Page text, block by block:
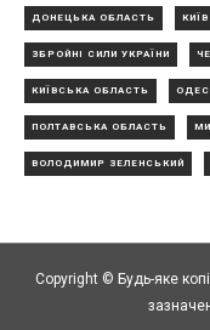
ДОНЕЦЬКА ОБЛАСТЬ КИЇВ
ЗБРОЙНІ СИЛИ УКРАЇНИ
КИЇВСЬКА ОБЛАСТЬ
ПОЛТАВСЬКА ОБЛАСТЬ
ВОЛОДИМИР ЗЕЛЕНСЬКИЙ
Copyright © Будь-яке